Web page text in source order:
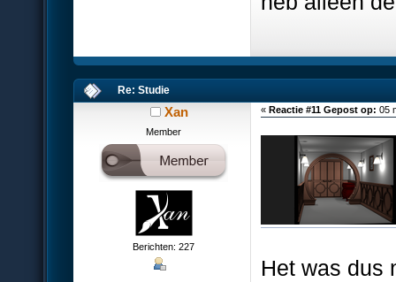
Re: Studie
Xan
Member
Berichten: 227
« Reactie #11 Gepost op: 05
Het was dus